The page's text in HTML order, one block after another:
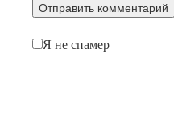
Я не спамер